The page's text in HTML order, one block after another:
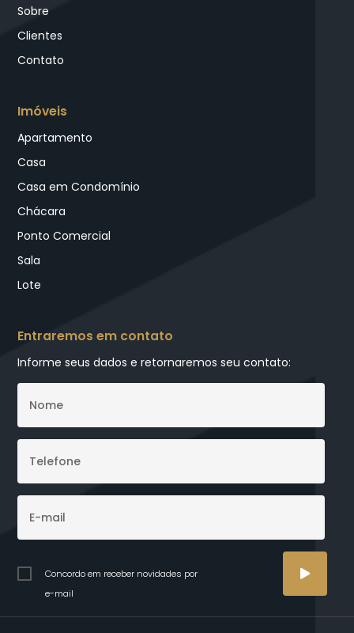
Sobre
Clientes
Contato
Imóveis
Apartamento
Casa
Casa em Condomínio
Chácara
Ponto Comercial
Sala
Lote
Entraremos em contato
Informe seus dados e retornaremos seu contato:
Concordo em receber novidades por
e-mail